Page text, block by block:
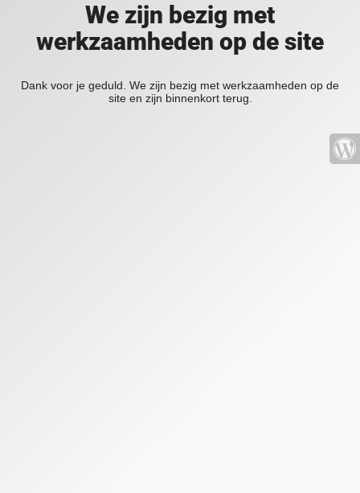
We zijn bezig met
werkzaamheden op de site
Dank voor je geduld. We zijn bezig met werkzaamheden op de
site en zijn binnenkort terug.